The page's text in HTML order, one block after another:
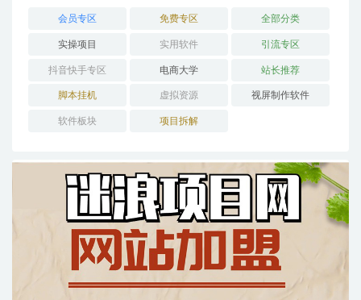
会员专区 免费专区 全部分类
实操项目 实用软件 引流专区
抖音快手专区 电商大学 站长推荐
脚本挂机 虚拟资源 视屏制作软件
软件板块 项目拆解